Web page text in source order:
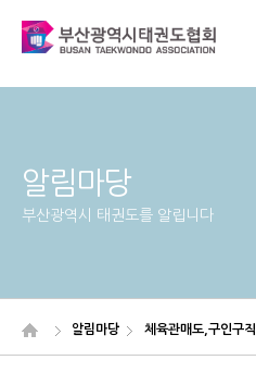
알림마당
부산광역시 태권도를 알립니다
알림마당 체육관매도,구인구직